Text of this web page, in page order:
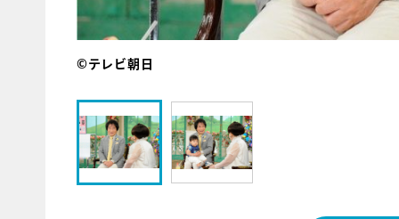
©テレビ朝日